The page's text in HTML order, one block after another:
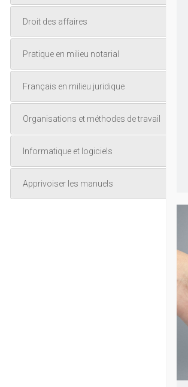
Droit des affaires
Pratique en milieu notarial
Français en milieu juridique
Organisations et méthodes de travail
Informatique et logiciels
Apprivoiser les manuels